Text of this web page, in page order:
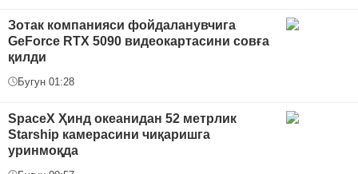
Зотак компанияси фойдаланувчига
GeForce RTX 5090 видеокартасини совға
қилди
Бугун 01:28
SpaceX Ҳинд океанидан 52 метрлик
Starship камерасини чиқаришга
уринмоқда